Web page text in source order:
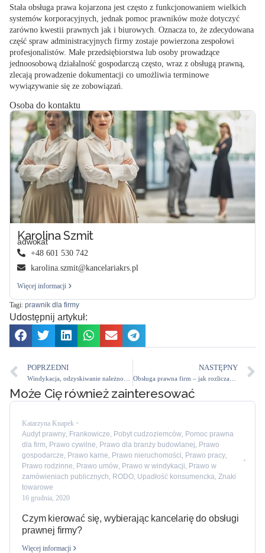
Stała obsługa prawa kojarzona jest często z funkcjonowaniem wielkich
systemów korporacyjnych, jednak pomoc prawników może dotyczyć
zarówno kwestii prawnych jak i biurowych. Oznacza to, że zdecydowana
część spraw administracyjnych firmy zostaje powierzona zespołowi
profesjonalistów. Małe przedsiębiorstwa lub osoby prowadzące
jednoosobową działalność gospodarczą często, wraz z obsługą prawną,
zlecają prowadzenie dokumentacji co umożliwia terminowe
wywiązywanie się ze zobowiązań.
Osoba do kontaktu
Karolina Szmit
adwokat
+48 601 530 742
karolina.szmit@kancelariakrs.pl
Więcej informacji
Tagi: prawnik dla firmy
Udostępnij artykuł:
POPRZEDNI NASTĘPNY
Może Cię również zainteresować
Katarzyna Knapek
Audyt prawny, Frankowicze, Pobyt cudzoziemców, Pomoc prawna
dla firm, Prawo cywilne, Prawo dla branży budowlanej, Prawo
gospodarcze, Prawo karne, Prawo nieruchomości, Prawo pracy,
Prawo rodzinne, Prawo umów, Prawo w windykacji, Prawo w
zamówieniach publicznych, RODO, Upadłość konsumencka, Znaki
towarowe
16 grudnia, 2020
Czym kierować się, wybierając kancelarię do obsługi
prawnej firmy?
Więcej informacji